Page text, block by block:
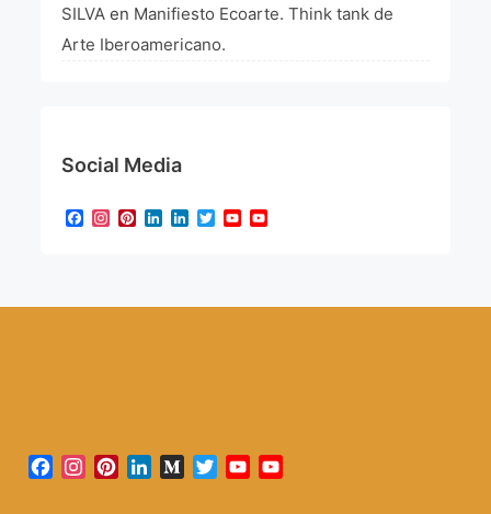
SILVA en Manifiesto Ecoarte. Think tank de
Arte Iberoamericano.
Social Media
Facebook
Instagram
Pinterest
LinkedIn
LinkedIn
TwitterYouTube
Facebook
Instagram
PinterestLinkedInMediumTwitterYouTube